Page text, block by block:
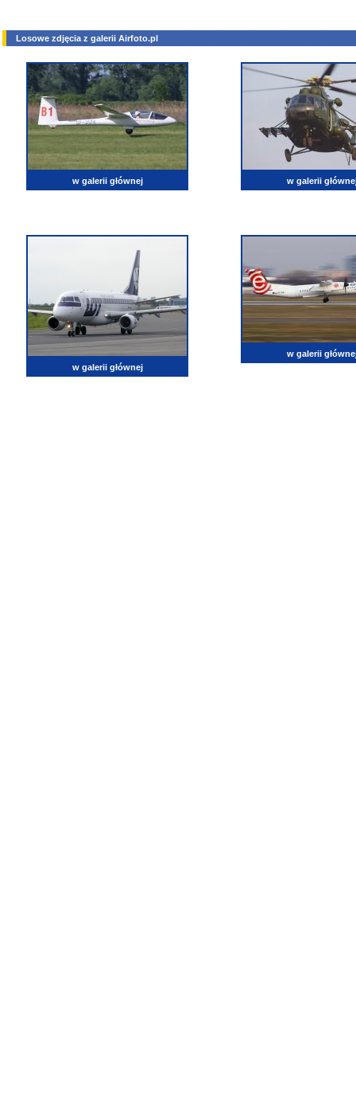
Losowe zdjęcia z galerii Airfoto.pl
w galerii głównej w galerii
w galerii głównej
w galerii